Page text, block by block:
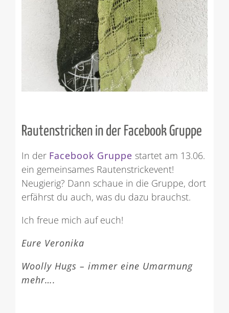
Rautenstricken in der Facebook Gruppe
In der Facebook Gruppe startet am 13.06.
ein gemeinsames Rautenstrickevent!
Neugierig? Dann schaue in die Gruppe, dort
erfährst du auch, was du dazu brauchst.
Ich freue mich auf euch!
Eure Veronika
Woolly Hugs – immer eine Umarmung
mehr….